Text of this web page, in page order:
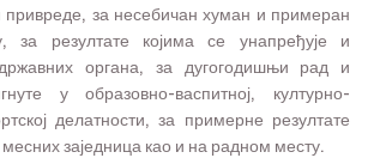
привреде, за несебичан хуман и примеран
за резултате којима се унапређује и
органа, за дугогодишњи рад и
у образовно-васпитној, културно-
делатности, за примерне резултате
месних заједница као и на радном месту.